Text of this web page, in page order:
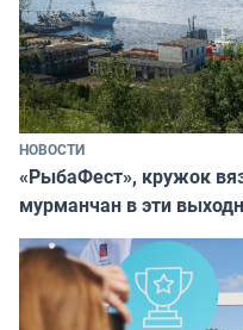
НОВОСТИ
«РыбаФест», кружок
мурманчан в эти